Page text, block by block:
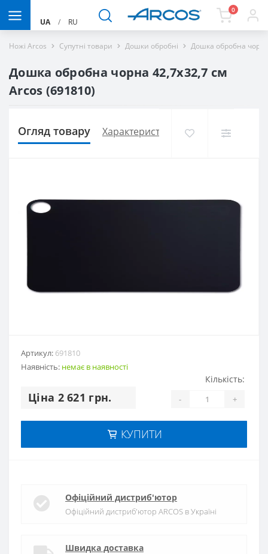
UA / RU
0
Ножі Arcos Супутні товари Дошки обробні Дошка обробна
Дошка обробна чорна 42,7х32,7 см
Arcos (691810)
Огляд товару Характеристики Доставка і
Артикул: 691810
Наявність: немає в наявностi
Цiна 2 621 грн.
Кількість:
- +
КУПИТИ
Офіційний дистриб'ютор
Офіційний дистриб'ютор ARCOS в Україні
Швидка доставка